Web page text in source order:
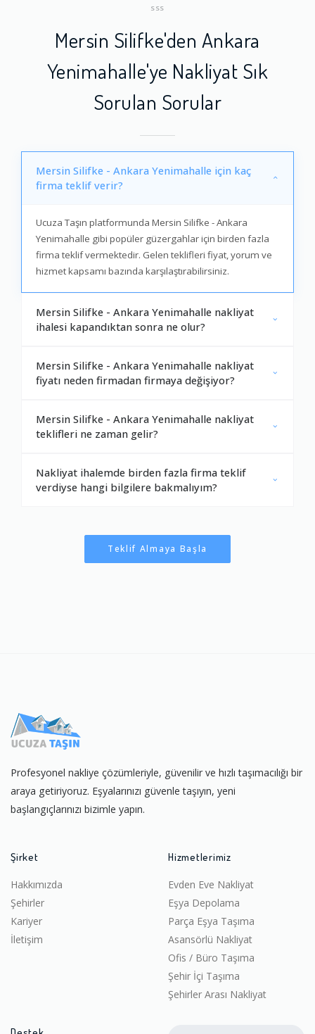
SSS
Mersin Silifke'den Ankara
Yenimahalle'ye Nakliyat Sık
Sorulan Sorular
Mersin Silifke - Ankara Yenimahalle için kaç
firma teklif verir?
Ucuza Taşın platformunda Mersin Silifke - Ankara
Yenimahalle gibi popüler güzergahlar için birden fazla
firma teklif vermektedir. Gelen teklifleri fiyat, yorum ve
hizmet kapsamı bazında karşılaştırabilirsiniz.
Mersin Silifke - Ankara Yenimahalle nakliyat
ihalesi kapandıktan sonra ne olur?
Mersin Silifke - Ankara Yenimahalle nakliyat
fiyatı neden firmadan firmaya değişiyor?
Mersin Silifke - Ankara Yenimahalle nakliyat
teklifleri ne zaman gelir?
Nakliyat ihalemde birden fazla firma teklif
verdiyse hangi bilgilere bakmalıyım?
Teklif Almaya Başla
Profesyonel nakliye çözümleriyle, güvenilir ve hızlı taşımacılığı bir
araya getiriyoruz. Eşyalarınızı güvenle taşıyın, yeni
başlangıçlarınızı bizimle yapın.
Şirket
Hakkımızda
Şehirler
Kariyer
İletişim
Hizmetlerimiz
Evden Eve Nakliyat
Eşya Depolama
Parça Eşya Taşıma
Asansörlü Nakliyat
Ofis / Büro Taşıma
Şehir İçi Taşıma
Şehirler Arası Nakliyat